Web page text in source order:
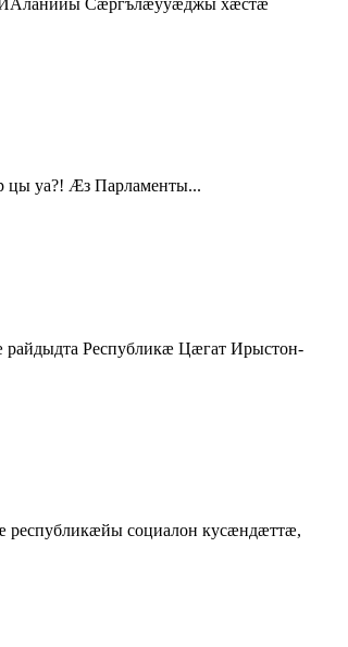
цы уа?! Æз Парламенты...
Республикæ Цæгат Ирыстон-
социалон кусæндæттæ,